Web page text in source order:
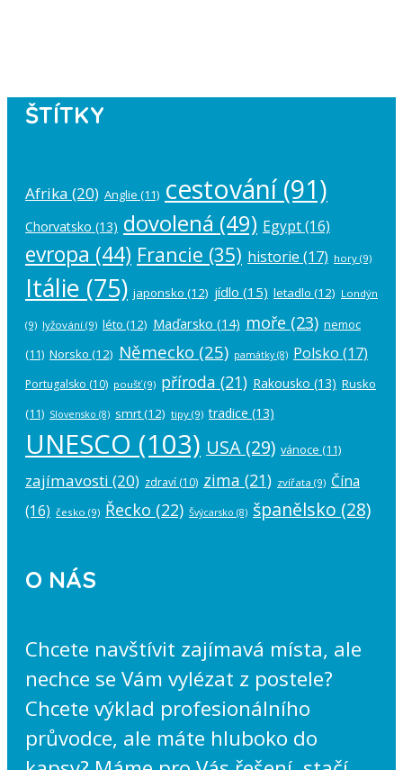
ŠTÍTKY
Afrika (20) Anglie (11) cestování(91)
Chorvatsko (13) dovolená (49) Egypt(16)
evropa (44) Francie (35) historie (17) hory (9)
Itálie (75) japonsko (12) jídlo (15) letadlo (12) Londýn
(9) lyžování (9) léto (12) Maďarsko (14) moře (23) nemoc
(11) Norsko (12) Německo (25) památky(8) Polsko (17)
Portugalsko (10) poušť(9) příroda (21) Rakousko (13) Rusko
(11) Slovensko (8) smrt(12) tipy (9) tradice (13)
UNESCO (103) USA (29) vánoce (11)
zajímavosti (20) zdraví (10) zima (21) zvířata (9) Čína
(16) česko (9) Řecko (22) Švýcarsko (8) španělsko (28)
O NÁS
Chcete navštívit zajímavá místa, ale
nechce se Vám vylézat z postele?
Chcete výklad profesionálního
průvodce, ale máte hluboko do